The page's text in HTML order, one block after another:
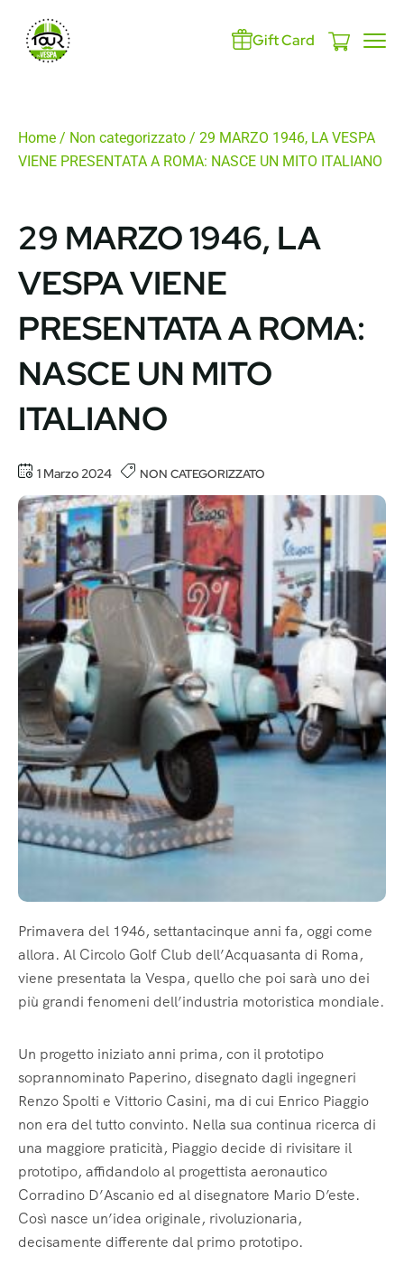
Gift Card
Home / Non categorizzato / 29 MARZO 1946, LA VESPA
VIENE PRESENTATA A ROMA: NASCE UN MITO ITALIANO
29 MARZO 1946, LA
VESPA VIENE
PRESENTATA A ROMA:
NASCE UN MITO
ITALIANO
1 Marzo 2024 NON CATEGORIZZATO
Primavera del 1946, settantacinque anni fa, oggi come
allora. Al Circolo Golf Club dell’Acquasanta di Roma,
viene presentata la Vespa, quello che poi sarà uno dei
più grandi fenomeni dell’industria motoristica mondiale.
Un progetto iniziato anni prima, con il prototipo
soprannominato Paperino, disegnato dagli ingegneri
Renzo Spolti e Vittorio Casini, ma di cui Enrico Piaggio
non era del tutto convinto. Nella sua continua ricerca di
una maggiore praticità, Piaggio decide di rivisitare il
prototipo, affidandolo al progettista aeronautico
Corradino D’Ascanio ed al disegnatore Mario D’este.
Così nasce un’idea originale, rivoluzionaria,
decisamente differente dal primo prototipo.